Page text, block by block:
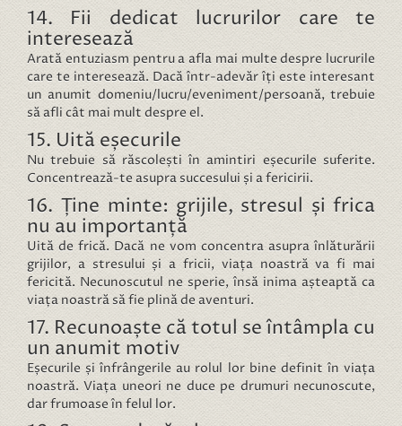
14. Fii dedicat lucrurilor care te
interesează
Arată entuziasm pentru a afla mai multe despre lucrurile
care te interesează. Dacă într-adevăr îți este interesant
un anumit domeniu/lucru/eveniment/persoană, trebuie
să afli cât mai mult despre el.
15. Uită eșecurile
Nu trebuie să răscolești în amintiri eșecurile suferite.
Concentrează-te asupra succesului și a fericirii.
16. Ține minte: grijile, stresul și frica
nu au importanță
Uită de frică. Dacă ne vom concentra asupra înlăturării
grijilor, a stresului și a fricii, viața noastră va fi mai
fericită. Necunoscutul ne sperie, însă inima așteaptă ca
viața noastră să fie plină de aventuri.
17. Recunoaște că totul se întâmpla cu
un anumit motiv
Eșecurile și înfrângerile au rolul lor bine definit în viața
noastră. Viața uneori ne duce pe drumuri necunoscute,
dar frumoase în felul lor.